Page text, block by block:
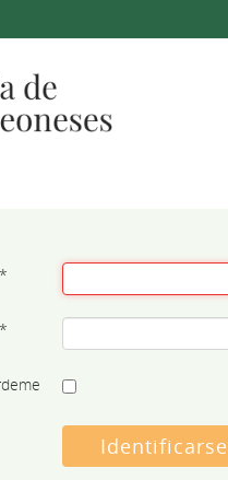
*
*
Identificarse